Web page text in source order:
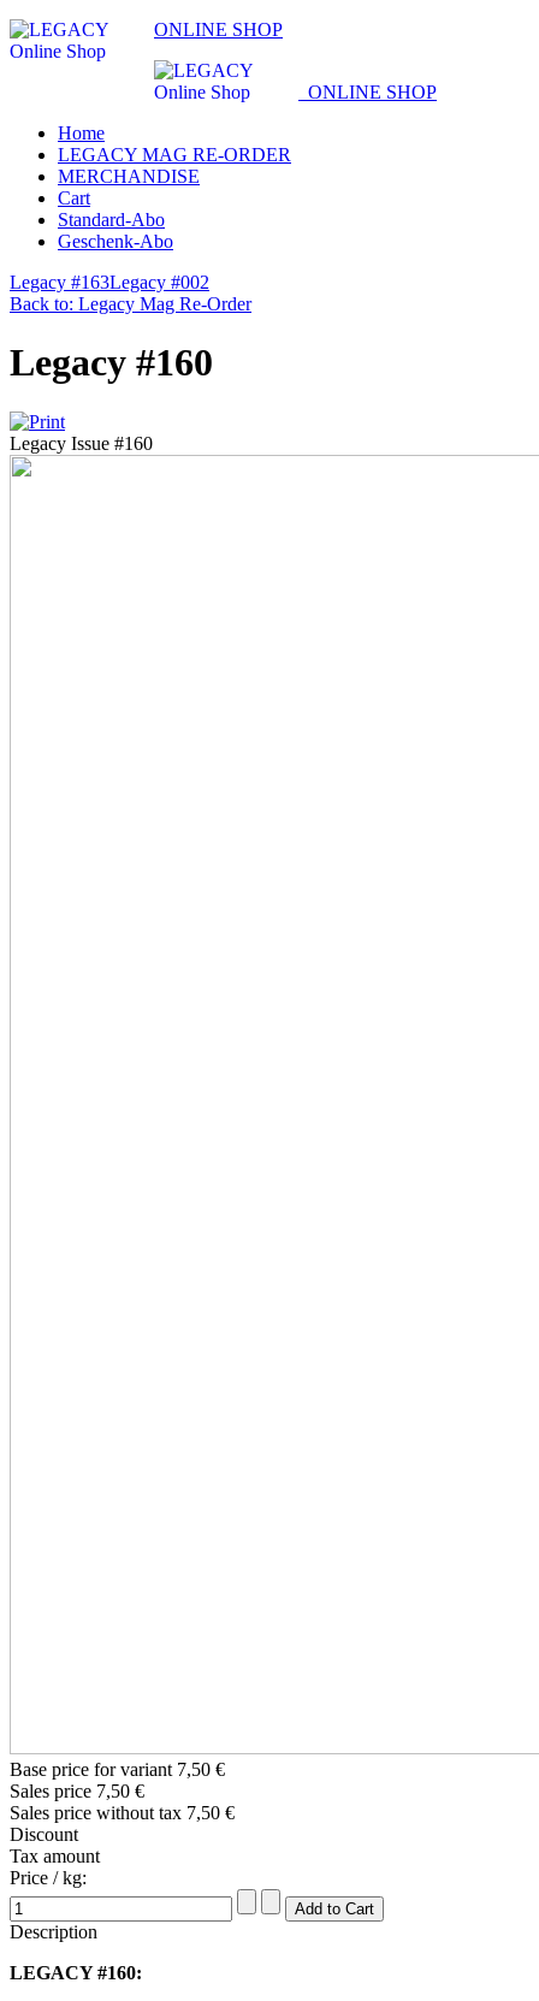
ONLINE SHOP
ONLINE SHOP
Home
LEGACY MAG RE-ORDER
MERCHANDISE
Cart
Standard-Abo
Geschenk-Abo
Legacy #163Legacy #002
Back to: Legacy Mag Re-Order
Legacy #160
Legacy Issue #160
Base price for variant 7,50 €
Sales price 7,50 €
Sales price without tax 7,50 €
Discount
Tax amount
Price / kg:
Description
LEGACY #160: